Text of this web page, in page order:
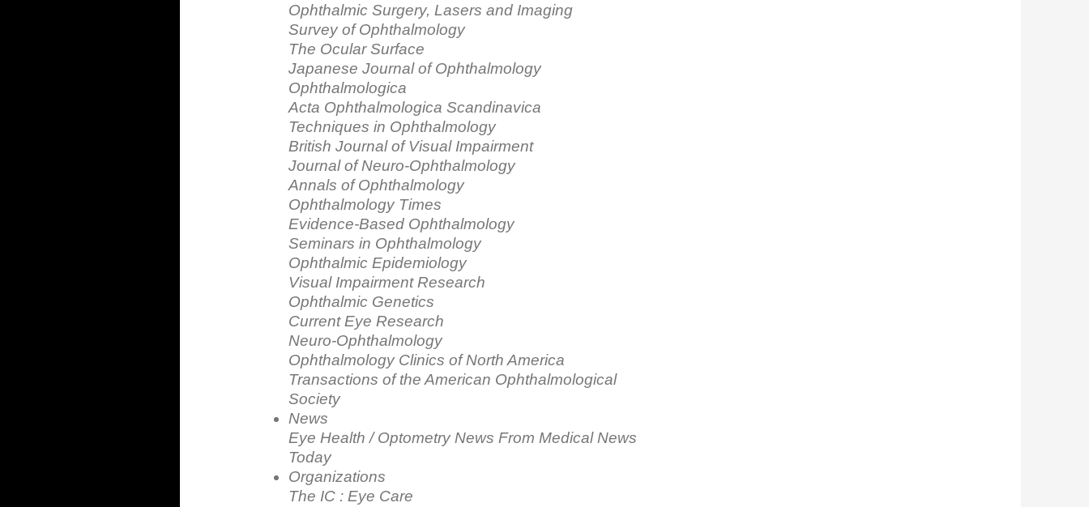
Ophthalmic Surgery, Lasers and Imaging
Survey of Ophthalmology
The Ocular Surface
Japanese Journal of Ophthalmology
Ophthalmologica
Acta Ophthalmologica Scandinavica
Techniques in Ophthalmology
British Journal of Visual Impairment
Journal of Neuro-Ophthalmology
Annals of Ophthalmology
Ophthalmology Times
Evidence-Based Ophthalmology
Seminars in Ophthalmology
Ophthalmic Epidemiology
Visual Impairment Research
Ophthalmic Genetics
Current Eye Research
Neuro-Ophthalmology
Ophthalmology Clinics of North America
Transactions of the American Ophthalmological
Society
News
Eye Health / Optometry News From Medical News
Today
Organizations
The IC : Eye Care